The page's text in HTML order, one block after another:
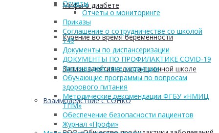
Мифы о диабете
Курение во время беременности
Запись занятия в дистанционной школе
Взаимодействие с СОНКО
Отчеты
Отчеты о мониторинге
Приказы
Соглашение о сотрудничестве со школой
149
Документы по диспансеризации
ДОКУМЕНТЫ ПО ПРОФИЛАКТИКЕ COVID-19
Противодействие коррупции
Обучающие программы по вопросам
здорового питания
Методические рекомендации ФГБУ «НМИЦ
ТПМ»
Обеспечение безопасности пациентов
Журнал «Профи»